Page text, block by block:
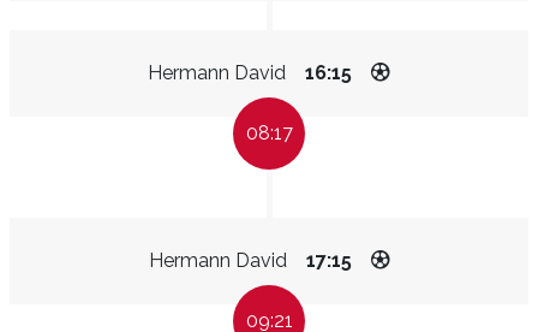
Hermann David 16:15
08:17
Hermann David 17:15
09:21